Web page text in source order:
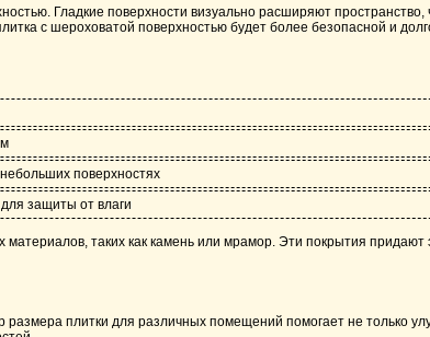
Гладкие поверхности визуально расширяют
с шероховатой поверхностью будет более безопасной и
поверхностях
защиты от влаги
таких как камень или мрамор. Эти покрытия придают
плитки для различных помещений помогает не только